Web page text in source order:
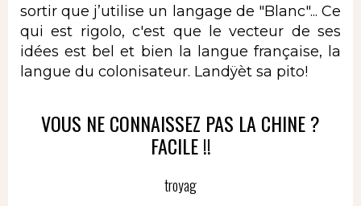
sortir que j’utilise un langage de "Blanc"... Ce
qui est rigolo, c'est que le vecteur de ses
idées est bel et bien la langue française, la
langue du colonisateur. Landÿèt sa pito!
VOUS NE CONNAISSEZ PAS LA CHINE ?
FACILE !!
troyag